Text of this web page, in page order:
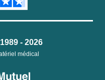
- 2026
médical